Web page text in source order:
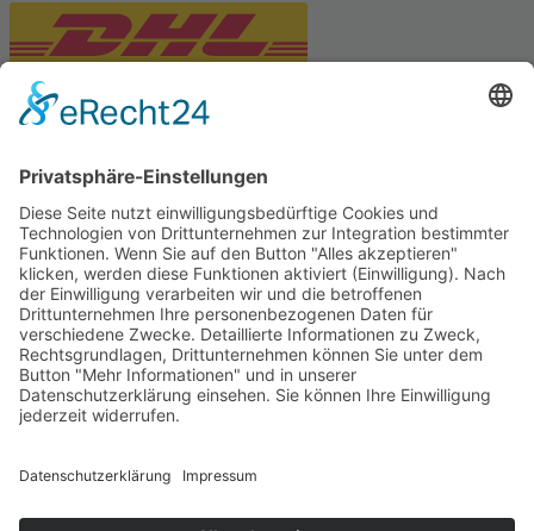
Tekal – Textile Lebensqualität
Exklusive moderne & Orientteppiche
Feuerwerk XXL
Pyrotechnik online bestellen
© Stadtmühle Waldenbuch 2026
und Mühlenprodukte ·
Cookie-Einstellungen
Alle Preise inkl. der gesetzlichen MwSt.